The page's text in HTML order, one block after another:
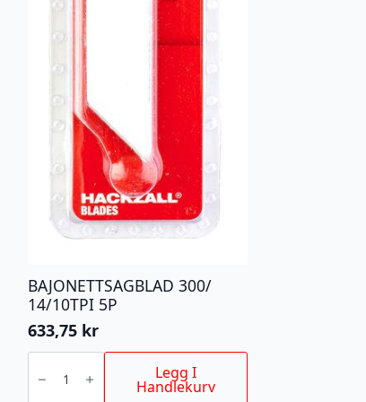
BAJONETTSAGBLAD 300/
14/10TPI 5P
633,75 kr
BAJONETTSAGBLAD
14/10TPI Legg I
Handlekurv